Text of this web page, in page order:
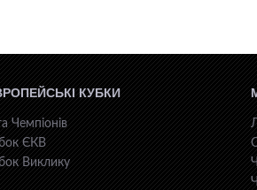
КУБКИ
Чемпіонів
ЄКВ
Виклику